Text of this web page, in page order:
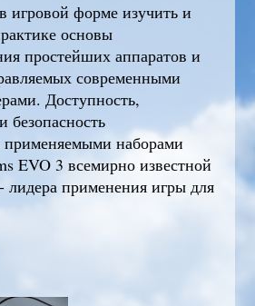
игровой форме изучить и
основы
простейших аппаратов и
современными
Доступность,
безопасность
применяемыми наборами
EVO 3 всемирно известной
лидера применения игры для